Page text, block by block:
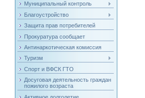
Муниципальный контроль
Благоустройство
Защита прав потребителей
Прокуратура сообщает
Антинаркотическая комиссия
Туризм
Спорт и ВФСК ГТО
Досуговая деятельность граждан
пожилого возраста
Активное долголетие